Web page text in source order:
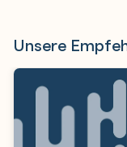
Unsere